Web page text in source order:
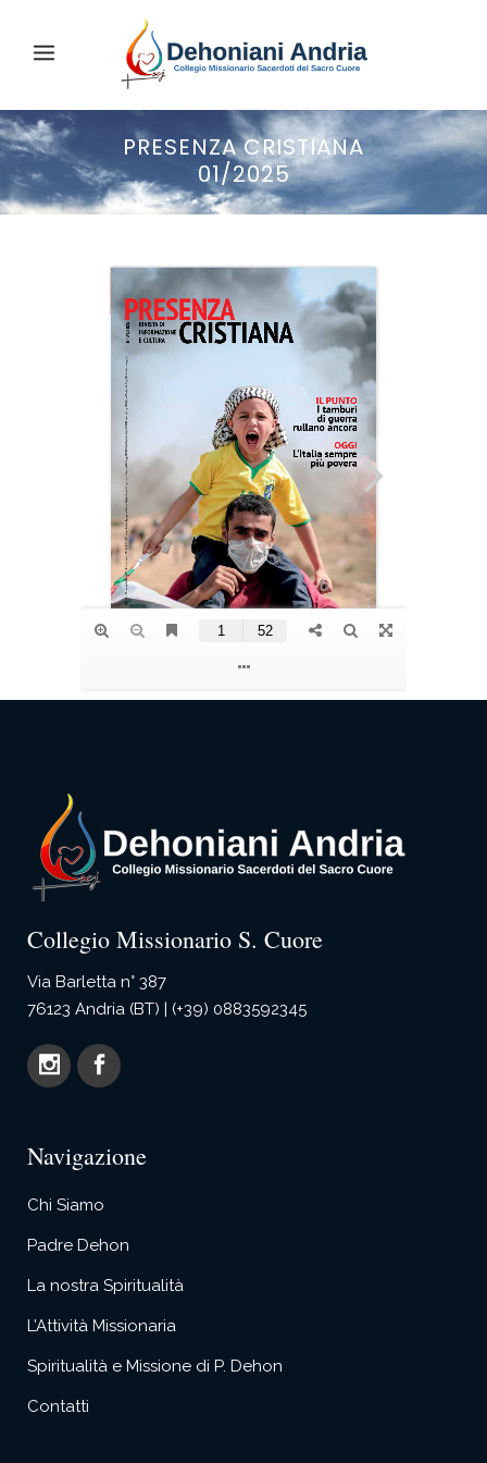
PRESENZA CRISTIANA
01/2025
Collegio Missionario S. Cuore
Via Barletta n° 387
76123 Andria (BT) | (+39) 0883592345
Navigazione
Chi Siamo
Padre Dehon
La nostra Spiritualità
L’Attività Missionaria
Spiritualità e Missione di P. Dehon
Contatti